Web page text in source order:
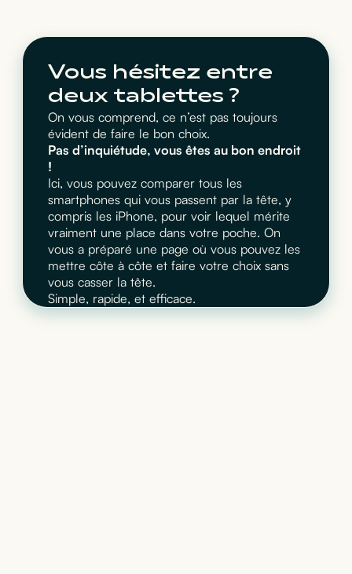
Vous hésitez entre
deux tablettes ?
On vous comprend, ce n’est pas toujours
évident de faire le bon choix.
Pas d’inquiétude, vous êtes au bon endroit
!
Ici, vous pouvez comparer tous les
smartphones qui vous passent par la tête, y
compris les iPhone, pour voir lequel mérite
vraiment une place dans votre poche. On
vous a préparé une page où vous pouvez les
mettre côte à côte et faire votre choix sans
vous casser la tête.
Simple, rapide, et efficace.